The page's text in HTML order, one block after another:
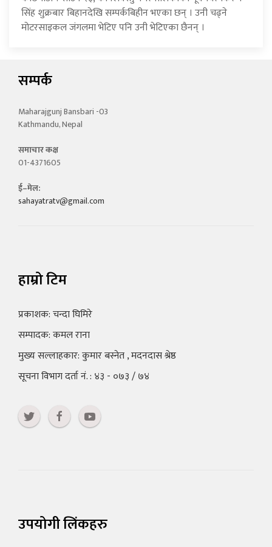
सिंह शुक्रबार बिहानदेखि सम्पर्कबिहीन भएका छन् । उनी चढ्ने
मोटरसाइकल जंगलमा भेटिए पनि उनी भेटिएका छैनन् ।
सम्पर्क
Maharajgunj Bansbari -03
Kathmandu, Nepal
समाचार कक्ष
01-4371605
ई–मेल:
sahayatratv@gmail.com
हाम्रो टिम
प्रकाशक: चन्दा घिमिरे
सम्पादक: कमल राना
मुख्य सल्लाहकार: कुमार बस्नेत , मदनदास श्रेष्ठ
सूचना विभाग दर्ता नं. : ४३ - ०७३ / ७४
उपयोगी लिंकहरु